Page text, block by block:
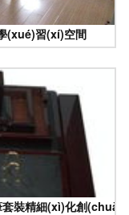
(xué)習(xí)空間
套裝精細(xì)化創